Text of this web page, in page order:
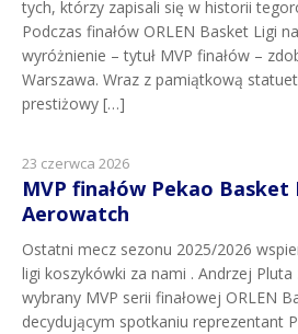
tych, którzy zapisali się w historii
Podczas finałów ORLEN Basket Ligi
wyróżnienie – tytuł MVP finałów –
Warszawa. Wraz z pamiątkową
prestiżowy […]
23 czerwca 2026
MVP finałów Pekao
Aerowatch
Ostatni mecz sezonu 2025/2026
ligi koszykówki za nami . Andrzej Pluta
wybrany MVP serii finałowej ORLEN
decydującym spotkaniu reprezentant